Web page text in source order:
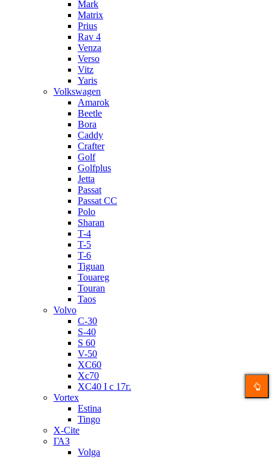
Mark
Matrix
Prius
Rav 4
Venza
Verso
Vitz
Yaris
Volkswagen
Amarok
Beetle
Bora
Caddy
Crafter
Golf
Golfplus
Jetta
Passat
Passat CC
Polo
Sharan
T-4
T-5
T-6
Tiguan
Touareg
Touran
Taos
Volvo
C-30
S-40
S 60
V-50
XC60
Xc70
XC40 I c 17г.
Vortex
Estina
Tingo
X-Cite
ГАЗ
Volga